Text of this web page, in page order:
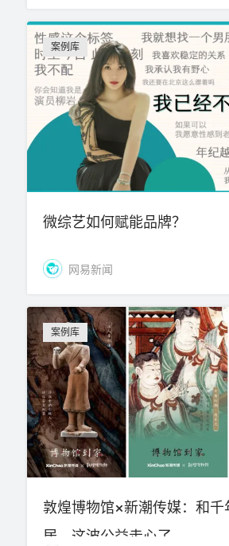
案例库
微综艺如何赋能品牌？
网易新闻
案例库
敦煌博物馆×新潮传媒：和千
居，这波公益走心了